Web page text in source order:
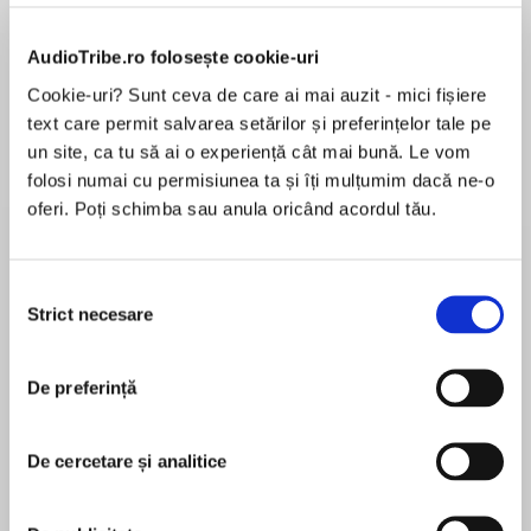
AudioTribe.ro folosește cookie-uri
Cookie-uri? Sunt ceva de care ai mai auzit - mici fișiere
text care permit salvarea setărilor și preferințelor tale pe
un site, ca tu să ai o experiență cât mai bună. Le vom
folosi numai cu permisiunea ta și îți mulțumim dacă ne-o
oferi. Poți schimba sau anula oricând acordul tău.
consimțământului
Strict necesare
De preferință
De cercetare și analitice
Despre carte
A stunning novel of the Tudors from the best-
selling author of The Agincourt Bride.
and his brother Edmund are summoned to
a keen interest in their future.
Bestowing Earldoms on them both, Henry also
Margaret Beaufort. Although she is still a child,
devastated when Henry arranges her betrothal
În acest moment nu există recenzii
Joanna Hickson